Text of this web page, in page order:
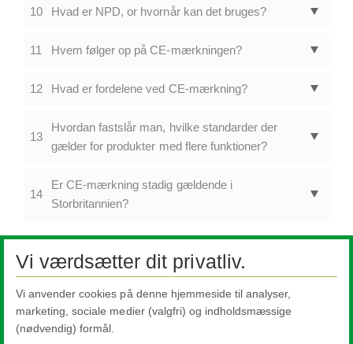
10 Hvad er NPD, or hvornår kan det bruges?
11 Hvem følger op på CE-mærkningen?
12 Hvad er fordelene ved CE-mærkning?
13
Hvordan fastslår man, hvilke standarder der
gælder for produkter med flere funktioner?
14
Er CE-mærkning stadig gældende i
Storbritannien?
CE-mærkning
Vores produkter og CE-mærkning
FAQ - Ofte stillede spørgsmål
Vi værdsætter dit privatliv.
Vi anvender cookies på denne hjemmeside til analyser,
marketing, sociale medier (valgfri) og indholdsmæssige
(nødvendig) formål.